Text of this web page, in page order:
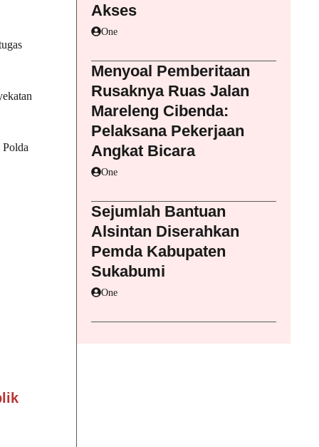
Akses
One
Menyoal Pemberitaan
Rusaknya Ruas Jalan
Mareleng Cibenda:
Pelaksana Pekerjaan
Angkat Bicara
One
Sejumlah Bantuan
Alsintan Diserahkan
Pemda Kabupaten
Sukabumi
One